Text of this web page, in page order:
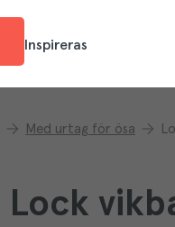
Inspireras
Med urtag för ösa
Lock